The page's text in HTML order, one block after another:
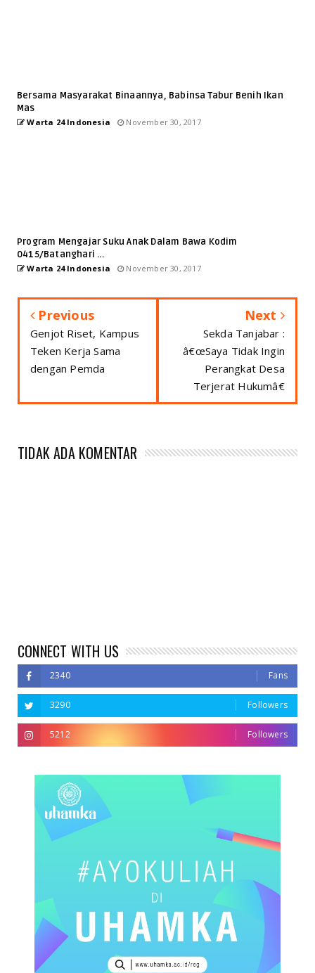
Bersama Masyarakat Binaannya, Babinsa Tabur Benih Ikan
Mas
Warta 24 Indonesia November 30, 2017
Program Mengajar Suku Anak Dalam Bawa Kodim
0415/Batanghari ...
Warta 24 Indonesia November 30, 2017
Previous
Genjot Riset, Kampus
Teken Kerja Sama
dengan Pemda
Next
Sekda Tanjabar :
â€œSaya Tidak Ingin
Perangkat Desa
Terjerat Hukumâ€
TIDAK ADA KOMENTAR
CONNECT WITH US
2340 Fans
3290 Followers
5212 Followers